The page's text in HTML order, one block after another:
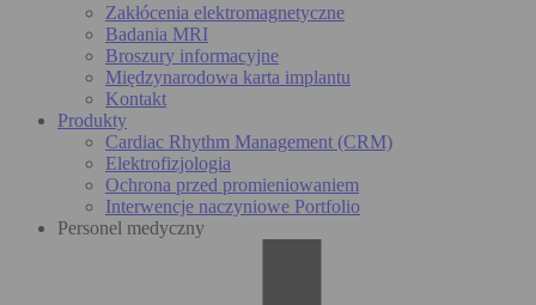
Zakłócenia elektromagnetyczne
Badania MRI
Broszury informacyjne
Międzynarodowa karta implantu
Kontakt
Produkty
Cardiac Rhythm Management (CRM)
Elektrofizjologia
Ochrona przed promieniowaniem
Interwencje naczyniowe Portfolio
Personel medyczny